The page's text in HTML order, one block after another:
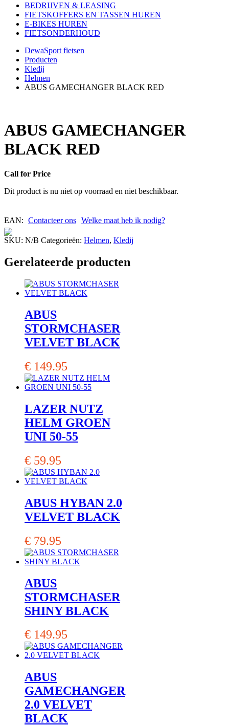
BEDRIJVEN & LEASING
FIETSKOFFERS EN TASSEN HUREN
E-BIKES HUREN
FIETSONDERHOUD
DewaSport fietsen
Producten
Kledij
Helmen
ABUS GAMECHANGER BLACK RED
ABUS GAMECHANGER
BLACK RED
Call for Price
Dit product is nu niet op voorraad en niet beschikbaar.
EAN: Contacteer ons Welke maat heb ik nodig?
SKU: N/B Categorieën: Helmen, Kledij
Gerelateerde producten
ABUS
STORMCHASER
VELVET BLACK
€ 149.95
LAZER NUTZ
HELM GROEN
UNI 50-55
€ 59.95
ABUS HYBAN 2.0
VELVET BLACK
€ 79.95
ABUS
STORMCHASER
SHINY BLACK
€ 149.95
ABUS
GAMECHANGER
2.0 VELVET
BLACK